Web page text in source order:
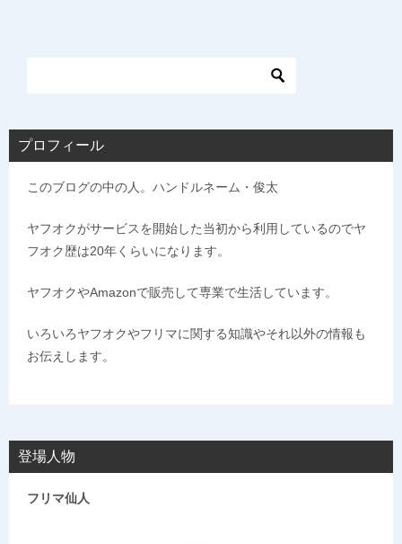
シ
プロフィール
このブログの中の人。ハンドルネーム・俊太
ヤフオクがサービスを開始した当初から利用しているのでヤ
フオク歴は20年くらいになります。
ヤフオクやAmazonで販売して専業で生活しています。
いろいろヤフオクやフリマに関する知識やそれ以外の情報も
お伝えします。
登場人物
フリマ仙人